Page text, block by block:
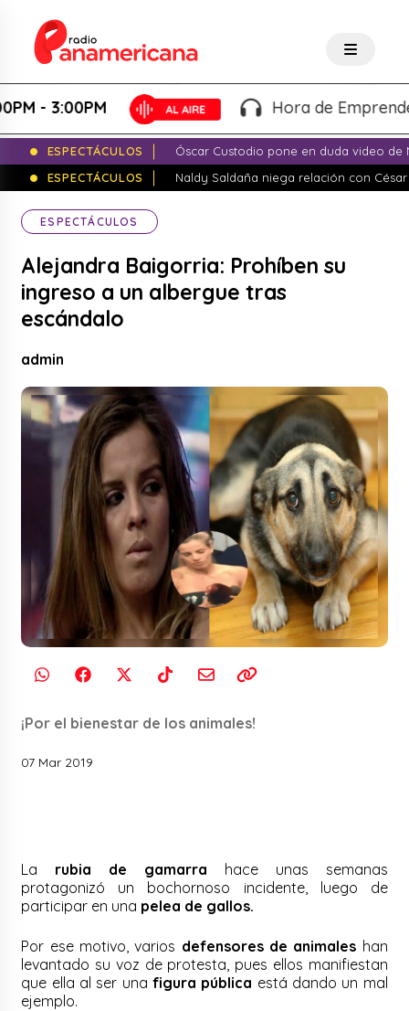
Hora de Emprender -
ESPECTÁCULOS
Óscar Custodio pone en duda video de
ESPECTÁCULOS
Naldy Saldaña niega relación con
ESPECTÁCULOS
Alejandra Baigorria: Prohíben su
ingreso a un albergue tras
escándalo
admin
¡Por el bienestar de los animales!
07 Mar 2019
La rubia de gamarra hace unas semanas
protagonizó un bochornoso incidente, luego de
participar en una pelea de gallos.
Por ese motivo, varios defensores de animales han
levantado su voz de protesta, pues ellos manifiestan
que ella al ser una figura pública está dando un mal
ejemplo.